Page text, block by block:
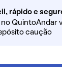
rápido e
no QuintoAndar
caução